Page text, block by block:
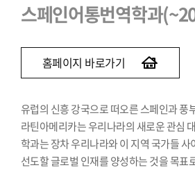
스페인어통번역학과
홈페이지 바로가기
유럽의 신흥 강국으로 떠오른 스페인과 풍
라틴아메리카는 우리나라의 새로운 관심
학과는 장차 우리나라와 이 지역 국가들
선도할 글로벌 인재를 양성하는 것을 목표